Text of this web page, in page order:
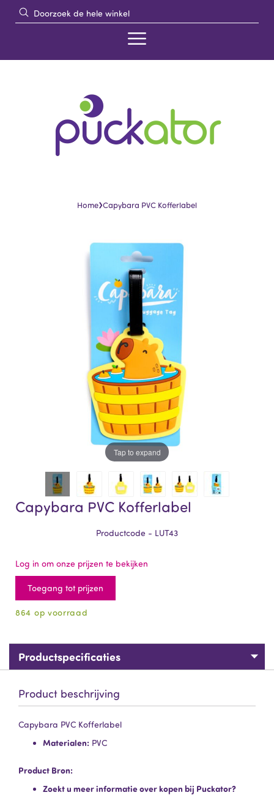
Home›Capybara PVC Kofferlabel
Tap to expand
Capybara PVC Kofferlabel
Productcode - LUT43
Log in om onze prijzen te bekijken
Toegang tot prijzen
864 op voorraad
Productspecificaties
Product beschrijving
Capybara PVC Kofferlabel
Materialen: PVC
Product Bron:
Zoekt u meer informatie over kopen bij Puckator?